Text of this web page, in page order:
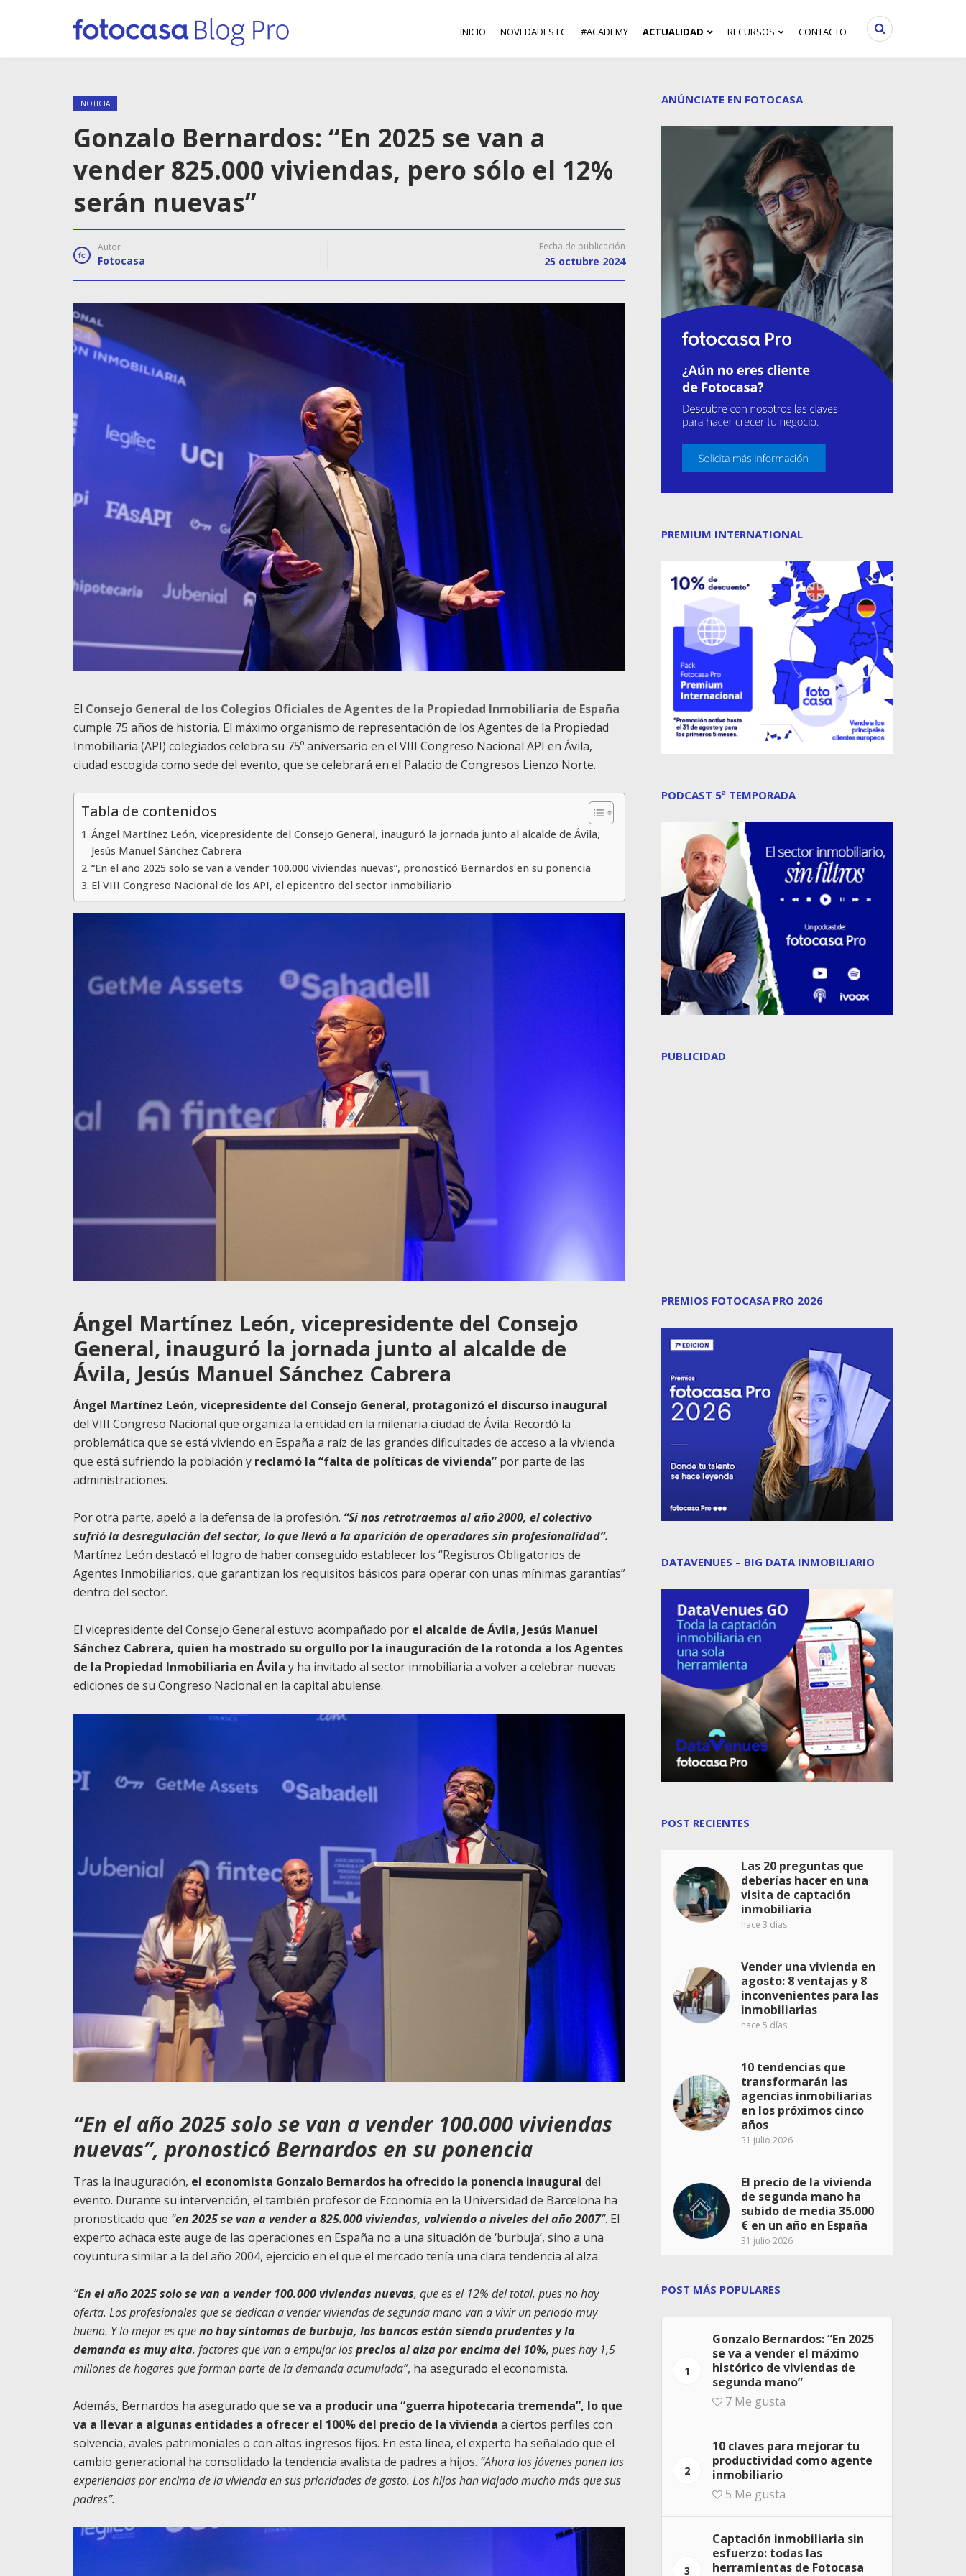
INICIO NOVEDADES FC #ACADEMY ACTUALIDAD RECURSOS CONTACTO
NOTICIA
Gonzalo Bernardos: “En 2025 se van a
vender 825.000 viviendas, pero sólo el 12%
serán nuevas”
Autor
Fotocasa
Fecha de publicación
25 octubre 2024
El Consejo General de los Colegios Oficiales de Agentes de la Propiedad Inmobiliaria de España
cumple 75 años de historia. El máximo organismo de representación de los Agentes de la Propiedad
Inmobiliaria (API) colegiados celebra su 75º aniversario en el VIII Congreso Nacional API en Ávila,
ciudad escogida como sede del evento, que se celebrará en el Palacio de Congresos Lienzo Norte.
Tabla de contenidos
Ángel Martínez León, vicepresidente del Consejo General, inauguró la jornada junto al alcalde de Ávila,
Jesús Manuel Sánchez Cabrera
“En el año 2025 solo se van a vender 100.000 viviendas nuevas”, pronosticó Bernardos en su ponencia
El VIII Congreso Nacional de los API, el epicentro del sector inmobiliario
Ángel Martínez León, vicepresidente del Consejo
General, inauguró la jornada junto al alcalde de
Ávila, Jesús Manuel Sánchez Cabrera
Ángel Martínez León, vicepresidente del Consejo General, protagonizó el discurso inaugural
del VIII Congreso Nacional que organiza la entidad en la milenaria ciudad de Ávila. Recordó la
problemática que se está viviendo en España a raíz de las grandes dificultades de acceso a la vivienda
que está sufriendo la población y reclamó la “falta de políticas de vivienda” por parte de las
administraciones.
Por otra parte, apeló a la defensa de la profesión. “Si nos retrotraemos al año 2000, el colectivo
sufrió la desregulación del sector, lo que llevó a la aparición de operadores sin profesionalidad”.
Martínez León destacó el logro de haber conseguido establecer los “Registros Obligatorios de
Agentes Inmobiliarios, que garantizan los requisitos básicos para operar con unas mínimas garantías”
dentro del sector.
El vicepresidente del Consejo General estuvo acompañado por el alcalde de Ávila, Jesús Manuel
Sánchez Cabrera, quien ha mostrado su orgullo por la inauguración de la rotonda a los Agentes
de la Propiedad Inmobiliaria en Ávila y ha invitado al sector inmobiliaria a volver a celebrar nuevas
ediciones de su Congreso Nacional en la capital abulense.
“En el año 2025 solo se van a vender 100.000 viviendas
nuevas”, pronosticó Bernardos en su ponencia
Tras la inauguración, el economista Gonzalo Bernardos ha ofrecido la ponencia inaugural del
evento. Durante su intervención, el también profesor de Economía en la Universidad de Barcelona ha
pronosticado que “en 2025 se van a vender a 825.000 viviendas, volviendo a niveles del año 2007”. El
experto achaca este auge de las operaciones en España no a una situación de ‘burbuja’, sino a una
coyuntura similar a la del año 2004, ejercicio en el que el mercado tenía una clara tendencia al alza.
“En el año 2025 solo se van a vender 100.000 viviendas nuevas, que es el 12% del total, pues no hay
oferta. Los profesionales que se dedican a vender viviendas de segunda mano van a vivir un periodo muy
bueno. Y lo mejor es queno hay síntomas de burbuja, los bancos están siendo prudentes y la
demanda es muy alta, factores que van a empujar losprecios al alza por encima del 10%, pues hay 1,5
millones de hogares que forman parte de la demanda acumulada”, ha asegurado el economista.
Además, Bernardos ha asegurado que se va a producir una “guerra hipotecaria tremenda”, lo que
va a llevar a algunas entidades a ofrecer el 100% del precio de la vivienda a ciertos perfiles con
solvencia, avales patrimoniales o con altos ingresos fijos. En esta línea, el experto ha señalado que el
cambio generacional ha consolidado la tendencia avalista de padres a hijos. “Ahora los jóvenes ponen las
experiencias por encima de la vivienda en sus prioridades de gasto. Los hijos han viajado mucho más que sus
padres”.
ANÚNCIATE EN FOTOCASA
PREMIUM INTERNATIONAL
PODCAST 5ª TEMPORADA
PUBLICIDAD
PREMIOS FOTOCASA PRO 2026
DATAVENUES – BIG DATA INMOBILIARIO
POST RECIENTES
Las 20 preguntas que
deberías hacer en una
visita de captación
inmobiliaria
hace 3 días
Vender una vivienda en
agosto: 8 ventajas y 8
inconvenientes para las
inmobiliarias
hace 5 días
10 tendencias que
transformarán las
agencias inmobiliarias
en los próximos cinco
años
31 julio 2026
El precio de la vivienda
de segunda mano ha
subido de media 35.000
€ en un año en España
31 julio 2026
POST MÁS POPULARES
1
Gonzalo Bernardos: “En 2025
se va a vender el máximo
histórico de viviendas de
segunda mano”
7 Me gusta
2
10 claves para mejorar tu
productividad como agente
inmobiliario
5 Me gusta
3
Captación inmobiliaria sin
esfuerzo: todas las
herramientas de Fotocasa